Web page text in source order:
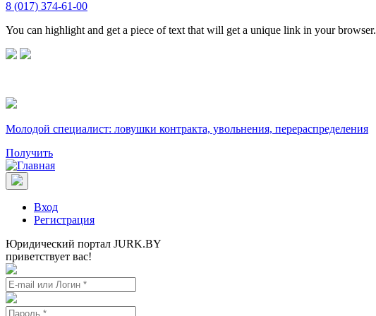
8 (017) 374-61-00
You can highlight and get a piece of text that will get a unique link in your browser.
Молодой специалист: ловушки контракта, увольнения, перераспределения
Получить
Вход
Регистрация
Юридический портал JURK.BY
приветствует вас!